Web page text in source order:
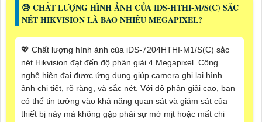
😓 CHẤT LƯỢNG HÌNH ẢNH CỦA IDS-HTHI-M/S(C) SẮC
NÉT HIKVISION LÀ BAO NHIÊU MEGAPIXEL?
💖 Chất lượng hình ảnh của iDS-7204HTHI-M1/S(C) sắc
nét Hikvision đạt đến độ phân giải 4 Megapixel. Công
nghệ hiện đại được ứng dụng giúp camera ghi lại hình
ảnh chi tiết, rõ ràng, và sắc nét. Với độ phân giải cao, bạn
có thể tin tưởng vào khả năng quan sát và giám sát của
thiết bị này mà không gặp phải sự mờ mịt hoặc mất chi